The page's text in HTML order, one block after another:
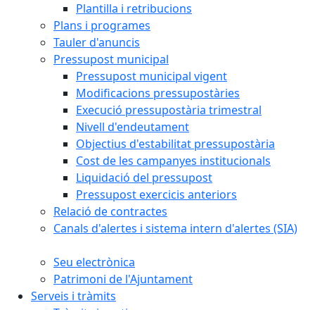
Plantilla i retribucions
Plans i programes
Tauler d'anuncis
Pressupost municipal
Pressupost municipal vigent
Modificacions pressupostàries
Execució pressupostària trimestral
Nivell d'endeutament
Objectius d'estabilitat pressupostària
Cost de les campanyes institucionals
Liquidació del pressupost
Pressupost exercicis anteriors
Relació de contractes
Canals d'alertes i sistema intern d'alertes (SIA)
Seu electrònica
Patrimoni de l'Ajuntament
Serveis i tràmits